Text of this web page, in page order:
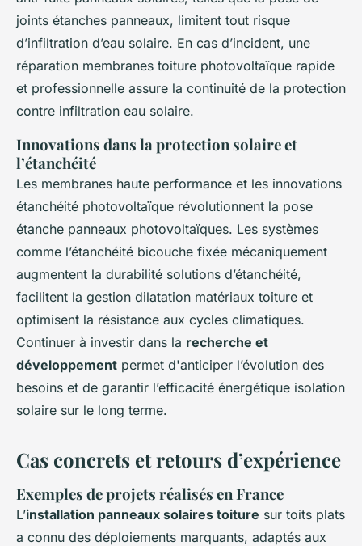
joints étanches panneaux, limitent tout risque
d’infiltration d’eau solaire. En cas d’incident, une
réparation membranes toiture photovoltaïque rapide
et professionnelle assure la continuité de la protection
contre infiltration eau solaire.
Innovations dans la protection solaire et
l’étanchéité
Les membranes haute performance et les innovations
étanchéité photovoltaïque révolutionnent la pose
étanche panneaux photovoltaïques. Les systèmes
comme l’étanchéité bicouche fixée mécaniquement
augmentent la durabilité solutions d’étanchéité,
facilitent la gestion dilatation matériaux toiture et
optimisent la résistance aux cycles climatiques.
Continuer à investir dans la recherche et
développement permet d'anticiper l’évolution des
besoins et de garantir l’efficacité énergétique isolation
solaire sur le long terme.
Cas concrets et retours d’expérience
Exemples de projets réalisés en France
L’installation panneaux solaires toiture sur toits plats
a connu des déploiements marquants, adaptés aux